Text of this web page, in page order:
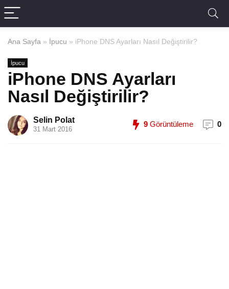
Ana Sayfa » İpucu » iPhone DNS Ayarları Nasıl Değiştirilir?
İpucu
iPhone DNS Ayarları
Nasıl Değiştirilir?
Selin Polat
31 Mart 2016
9 Görüntüleme 0